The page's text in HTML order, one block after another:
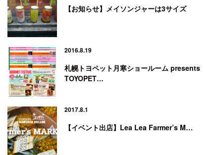
【お知らせ】メイソンジャーは3サイズ
2016.8.19
札幌トヨペット月寒ショールーム presents
TOYOPET…
2017.8.1
【イベント出店】Lea Lea Farmer’s M…